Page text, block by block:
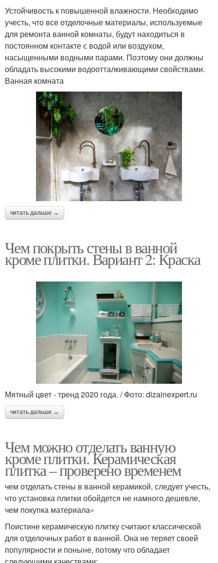
Устойчивость к повышенной влажности. Необходимо
учесть, что все отделочные материалы, используемые
для ремонта ванной комнаты, будут находиться в
постоянном контакте с водой или воздухом,
насыщенными водными парами. Поэтому они должны
обладать высокими водоотталкивающими свойствами.
Ванная комната
читать дальше →
Чем покрыть стены в ванной
кроме плитки. Вариант 2: Краска
Мятный цвет - тренд 2020 года. / Фото: dizainexpert.ru
читать дальше →
Чем можно отделать ванную
кроме плитки. Керамическая
плитка – проверено временем
чем отделать стены в ванной керамикой, следует учесть,
что установка плитки обойдется не намного дешевле,
чем покупка материала»
Поистине керамическую плитку считают классической
для отделочных работ в ванной. Она не теряет своей
популярности и поныне, потому что обладает